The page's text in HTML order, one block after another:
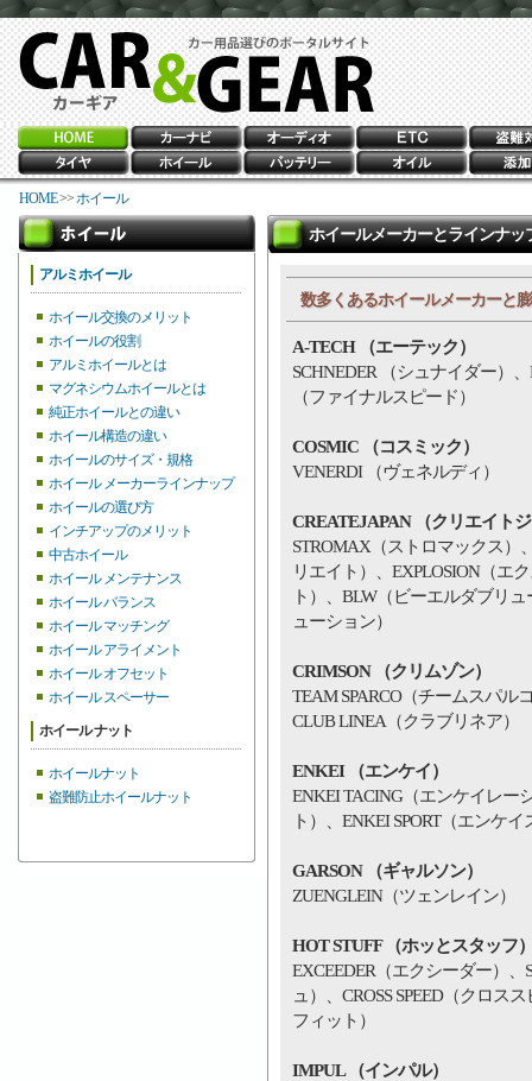
HOME>>ホイール
アルミホイール
ホイール交換のメリット
ホイールの役割
アルミホイールとは
マグネシウムホイールとは
純正ホイールとの違い
ホイール構造の違い
ホイールのサイズ・規格
ホイール メーカーラインナップ
ホイールの選び方
インチアップのメリット
中古ホイール
ホイール メンテナンス
ホイール バランス
ホイール マッチング
ホイール アライメント
ホイール オフセット
ホイール スペーサー
ホイール ナット
ホイールナット
盗難防止ホイールナット
ホイールメーカーとラインナッ
数多くあるホイールメーカーと
A-TECH （エーテック）
SCHNEDER （シュナイダー）、
（ファイナルスピード）
COSMIC （コスミック）
VENERDI （ヴェネルディ）
CREATEJAPAN （クリエイト
STROMAX（ストロマックス）
リエイト）、EXPLOSION（エ
ト）、BLW（ビーエルダブリ
ューション）
CRIMSON （クリムゾン）
TEAM SPARCO（チームスパル
CLUB LINEA（クラブリネア）
ENKEI （エンケイ）
ENKEI TACING（エンケイレー
ト）、ENKEI SPORT（エンケ
GARSON （ギャルソン）
ZUENGLEIN（ツェンレイン）
HOT STUFF （ホッとスタッフ
EXCEEDER（エクシーダー）
ュ）、CROSS SPEED（クロス
フィット）
IMPUL （インパル）